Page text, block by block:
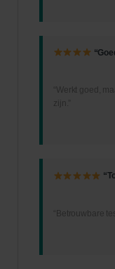
“Werkt goed,
zijn.”
“Betrouwbare